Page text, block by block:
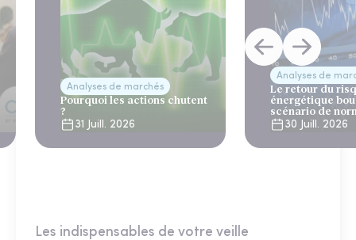
Analyses de marchés
Pourquoi les actions chutent
?
31 Juill. 2026
Analyses de
Le retour du
énergétique
scénario de
30 Juill. 2026
Les indispensables de votre veille